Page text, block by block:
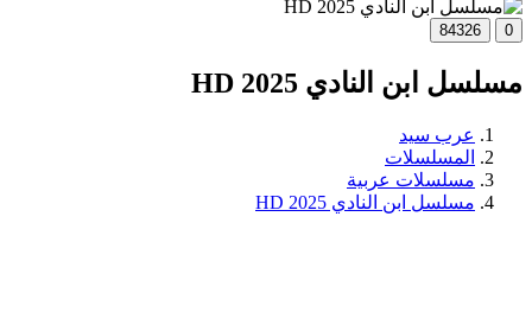
0
84326
مسلسل ابن النادي 2025 HD
عرب سيد
المسلسلات
مسلسلات عربية
مسلسل ابن النادي 2025 HD